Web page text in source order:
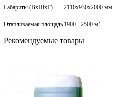
Габариты (ВхШхГ) 2110x930x2000 мм
Отапливаемая площадь 1900 - 2500 м²
Рекомендуемые товары